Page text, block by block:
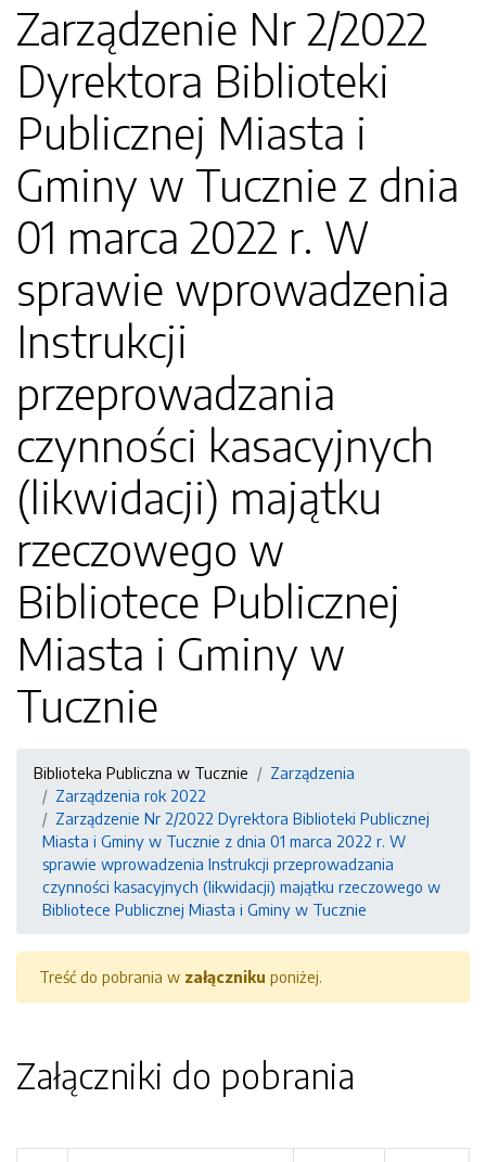
Zarządzenie Nr 2/2022
Dyrektora Biblioteki
Publicznej Miasta i
Gminy w Tucznie z dnia
01 marca 2022 r. W
sprawie wprowadzenia
Instrukcji
przeprowadzania
czynności kasacyjnych
(likwidacji) majątku
rzeczowego w
Bibliotece Publicznej
Miasta i Gminy w
Tucznie
Biblioteka Publiczna w Tucznie
Zarządzenia
Zarządzenia rok 2022
Zarządzenie Nr 2/2022 Dyrektora Biblioteki Publicznej
Miasta i Gminy w Tucznie z dnia 01 marca 2022 r. W
sprawie wprowadzenia Instrukcji przeprowadzania
czynności kasacyjnych (likwidacji) majątku rzeczowego w
Bibliotece Publicznej Miasta i Gminy w Tucznie
Treść do pobrania w załączniku poniżej.
Załączniki do pobrania